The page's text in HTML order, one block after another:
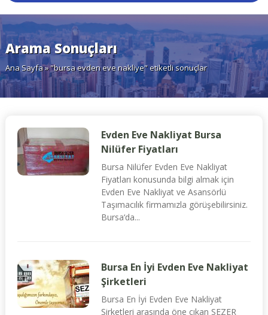
Arama Sonuçları
Ana Sayfa» "bursa evden eve nakliye" etiketli sonuçlar
Evden Eve Nakliyat Bursa
Nilüfer Fiyatları
Bursa Nilüfer Evden Eve Nakliyat
Fiyatları konusunda bilgi almak için
Evden Eve Nakliyat ve Asansörlü
Taşımacılık firmamızla görüşebilirsiniz.
Bursa‘da...
Bursa En İyi Evden Eve Nakliyat
Şirketleri
Bursa En İyi Evden Eve Nakliyat
Şirketleri arasında öne çıkan SEZER